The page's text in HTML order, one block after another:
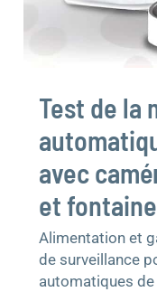
Test de la
avec
et
Alimentation et
de surveillance
automatiques
fontaine